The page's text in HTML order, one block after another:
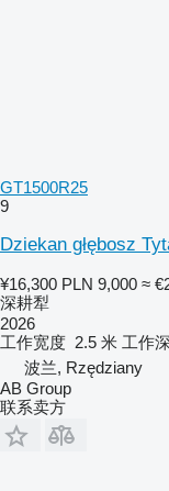
GT1500R25
9
Dziekan głębosz
¥16,300 PLN 9,000 ≈
深耕犁
2026
工作宽度 2.5 米 工作
波兰, Rzędziany
AB Group
联系卖方